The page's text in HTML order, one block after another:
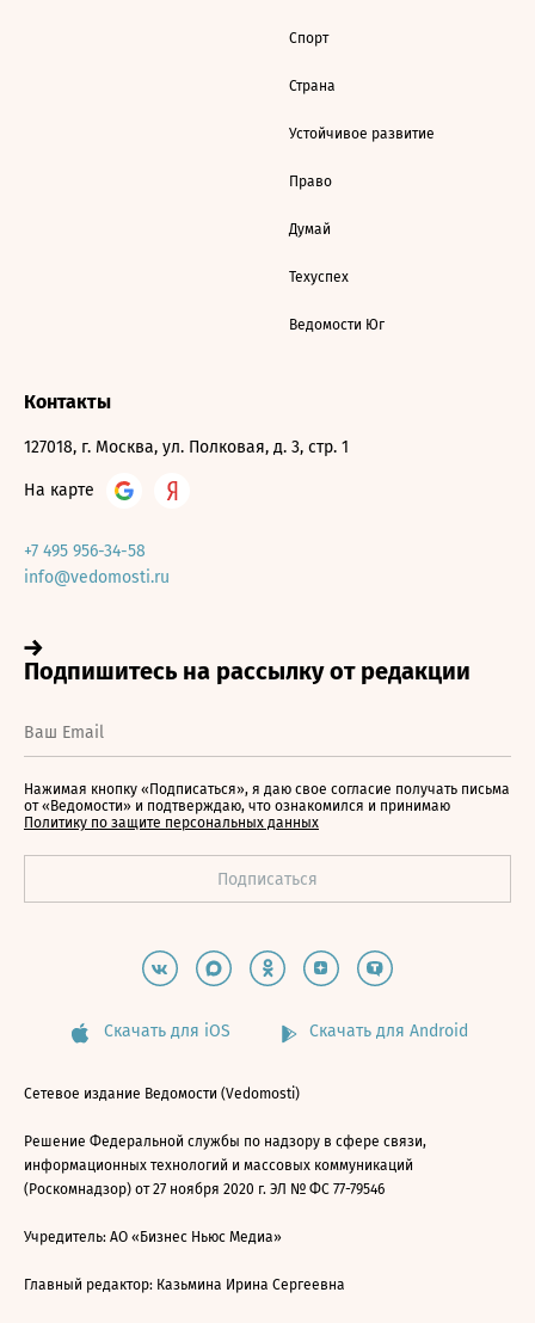
Спорт
Страна
Устойчивое развитие
Право
Думай
Техуспех
Ведомости Юг
Контакты
127018, г. Москва, ул. Полковая, д. 3, стр. 1
На карте
+7 495 956-34-58
info@vedomosti.ru
Нажимая кнопку «Подписаться», я даю свое согласие получать письма
от «Ведомости» и подтверждаю, что ознакомился и принимаю
Политику по защите персональных данных
Скачать для iOS Скачать для Android
Сетевое издание Ведомости (Vedomosti)
Решение Федеральной службы по надзору в сфере связи,
информационных технологий и массовых коммуникаций
(Роскомнадзор) от 27 ноября 2020 г. ЭЛ № ФС 77-79546
Учредитель: АО «Бизнес Ньюс Медиа»
Главный редактор: Казьмина Ирина Сергеевна